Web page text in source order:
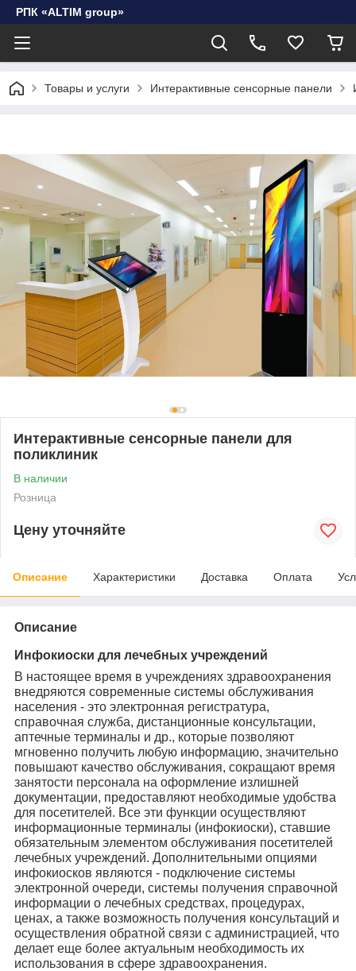
РПК «ALTIM group»
Товары и услуги Интерактивные сенсорные панели
Интерактивные сенсорные панели для
поликлиник
В наличии
Розница
Цену уточняйте
Описание Характеристики Доставка Оплата
Описание
Инфокиоски для лечебных учреждений
В настоящее время в учреждениях здравоохранения
внедряются современные системы обслуживания
населения - это электронная регистратура,
справочная служба, дистанционные консультации,
аптечные терминалы и др., которые позволяют
мгновенно получить любую информацию, значительно
повышают качество обслуживания, сокращают время
занятости персонала на оформление излишней
документации, предоставляют необходимые удобства
для посетителей. Все эти функции осуществляют
информационные терминалы (инфокиоски), ставшие
обязательным элементом обслуживания посетителей
лечебных учреждений. Дополнительными опциями
инфокиосков являются - подключение системы
электронной очереди, системы получения справочной
информации о лечебных средствах, процедурах,
ценах, а также возможность получения консультаций и
осуществления обратной связи с администрацией, что
делает еще более актуальным необходимость их
использования в сфере здравоохранения.